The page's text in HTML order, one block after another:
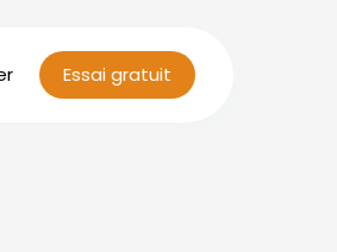
Essai gratuit